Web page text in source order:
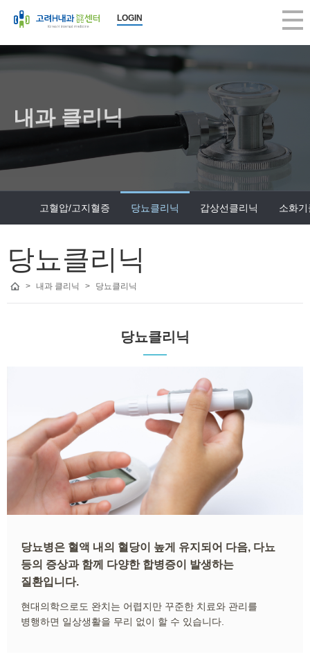
2026-08-08 03:09:02
고려H내과는 국민건강보험공단 (일반검진, 암검진, 생애전환기)뿐 아
고려H내과는 지역주민의 많은 관심과 사랑으로 지금의 모습으로 성장
앞으로도 한결같은 마음으로 여러분의 건강을 책임지는 편안한 병원이
진료 항목 : 종합검진, 건강검진, 내시경, 초음파, 내과, 수액
건강검진 - 공단검진, 생애전환기검진, 5대암검진, 학생검진, 개인종합
내시경 - 위/대장 내시경, 당일 대장내시경, 당일 용종절제술, 수면 내시경
내과 진료 - 당뇨병, 고혈압, 갑상선, 소화기, 호흡기, 순환기, 골다공증,
휴무일 : 일요일, 공휴일 휴진
- 구의동, 구의역1번 출구 스타벅스 건물 3층입니다.
- 최고 사양의 의료장비로 안전하고 정밀하게 검사합니다.
- 건물 지상에 주차공간이 마련되어 있습니다.
LOGIN
내과 클리닉
고혈압/고지혈증 당뇨클리닉 갑상선클리닉 소화
당뇨클리닉
> 내과 클리닉 > 당뇨클리닉
당뇨클리닉
당뇨병은 혈액 내의 혈당이 높게 유지되어 다음, 다뇨
등의 증상과 함께 다양한 합병증이 발생하는
질환입니다.
현대의학으로도 완치는 어렵지만 꾸준한 치료와 관리를
병행하면 일상생활을 무리 없이 할 수 있습니다.